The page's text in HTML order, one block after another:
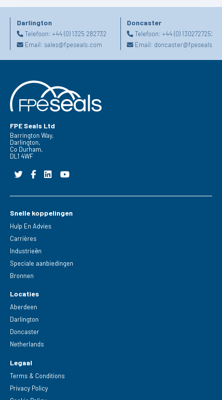
Darlington
Telefoon: +44 (0) 1325 282732
Email: sales@fpeseals.com
Doncaster
Telefoon:+44 (0) 1302727252
Email:
FPE Seals Ltd
Barrington Way,
Darlington,
Co Durham,
DL1 4WF
Snelle koppelingen
Hulp En Advies
Carrières
Industrieën
Speciale aanbiedingen
Bronnen
Locaties
Aberdeen
Darlington
Doncaster
Netherlands
Legaal
Terms & Conditions
Privacy Policy